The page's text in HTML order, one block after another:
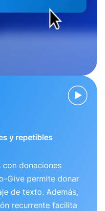
y repetibles
con donaciones
Give permite donar
de texto. Además,
recurrente facilita